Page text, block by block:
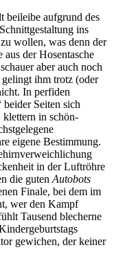
beileibe aufgrund des
ins
wollen, was denn der
der Hosentasche
aber auch noch
gelingt ihm trotz (oder
In perfiden
Seiten sich
klettern in schön-
eigene Bestimmung.
in der Luftröhre
die guten Autobots
Finale, bei dem im
wer den Kampf
Tausend blecherne
gewichen, der keiner